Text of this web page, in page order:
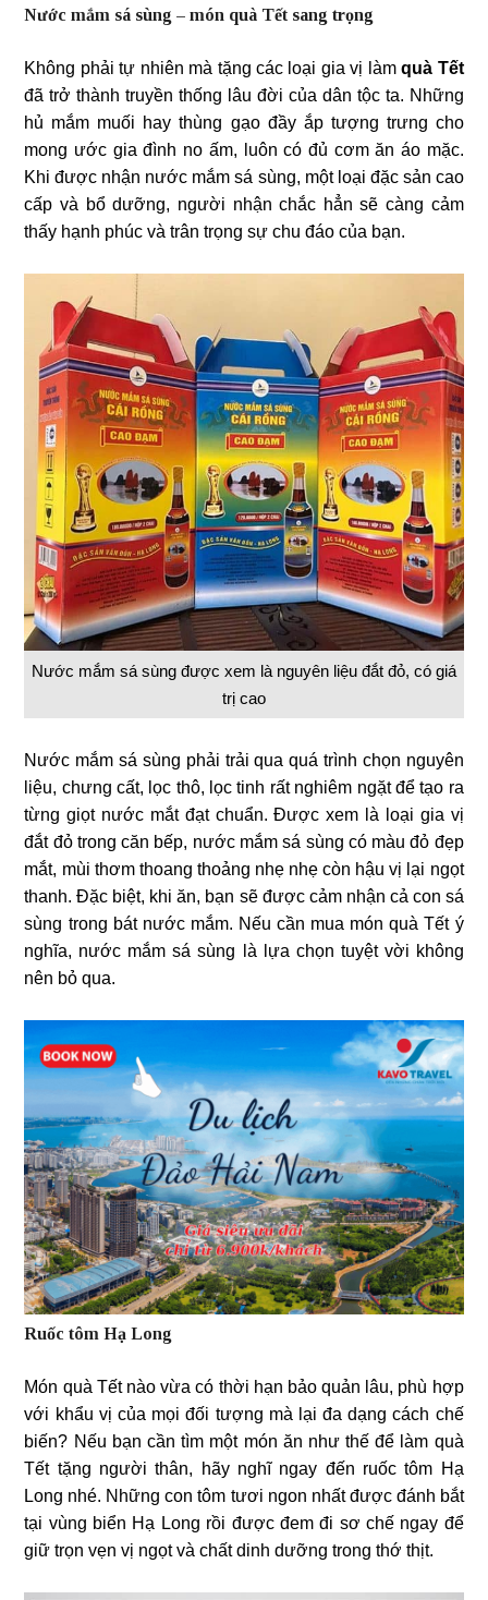
Nước mắm sá sùng – món quà Tết sang trọng
Không phải tự nhiên mà tặng các loại gia vị làmquà Tết
đã trở thành truyền thống lâu đời của dân tộc ta. Những
hủ mắm muối hay thùng gạo đầy ắp tượng trưng cho
mong ước gia đình no ấm, luôn có đủ cơm ăn áo mặc.
Khi được nhận nước mắm sá sùng, một loại đặc sản cao
cấp và bổ dưỡng, người nhận chắc hẳn sẽ càng cảm
thấy hạnh phúc và trân trọng sự chu đáo của bạn.
Nước mắm sá sùng được xem là nguyên liệu đắt đỏ, có giá
trị cao
Nước mắm sá sùng phải trải qua quá trình chọn nguyên
liệu, chưng cất, lọc thô, lọc tinh rất nghiêm ngặt để tạo ra
từng giọt nước mắt đạt chuẩn. Được xem là loại gia vị
đắt đỏ trong căn bếp, nước mắm sá sùng có màu đỏ đẹp
mắt, mùi thơm thoang thoảng nhẹ nhẹ còn hậu vị lại ngọt
thanh. Đặc biệt, khi ăn, bạn sẽ được cảm nhận cả con sá
sùng trong bát nước mắm. Nếu cần mua món quà Tết ý
nghĩa, nước mắm sá sùng là lựa chọn tuyệt vời không
nên bỏ qua.
Ruốc tôm Hạ Long
Món quà Tết nào vừa có thời hạn bảo quản lâu, phù hợp
với khẩu vị của mọi đối tượng mà lại đa dạng cách chế
biến? Nếu bạn cần tìm một món ăn như thế để làm quà
Tết tặng người thân, hãy nghĩ ngay đến ruốc tôm Hạ
Long nhé. Những con tôm tươi ngon nhất được đánh bắt
tại vùng biển Hạ Long rồi được đem đi sơ chế ngay để
giữ trọn vẹn vị ngọt và chất dinh dưỡng trong thớ thịt.